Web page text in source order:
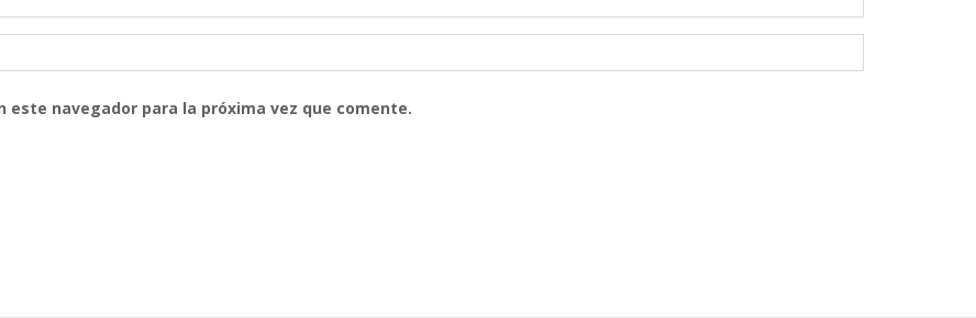
este navegador para la próxima vez que comente.